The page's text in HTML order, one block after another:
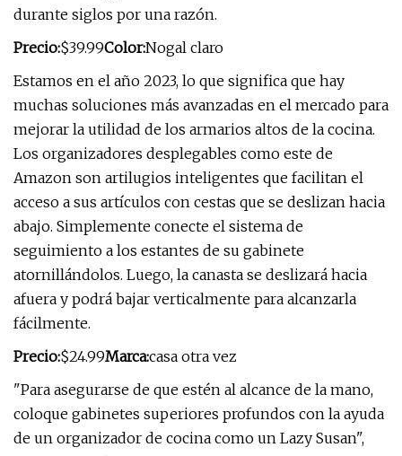
durante siglos por una razón.
Precio:$39.99Color:Nogal claro
Estamos en el año 2023, lo que significa que hay
muchas soluciones más avanzadas en el mercado para
mejorar la utilidad de los armarios altos de la cocina.
Los organizadores desplegables como este de
Amazon son artilugios inteligentes que facilitan el
acceso a sus artículos con cestas que se deslizan hacia
abajo. Simplemente conecte el sistema de
seguimiento a los estantes de su gabinete
atornillándolos. Luego, la canasta se deslizará hacia
afuera y podrá bajar verticalmente para alcanzarla
fácilmente.
Precio:$24.99Marca:casa otra vez
"Para asegurarse de que estén al alcance de la mano,
coloque gabinetes superiores profundos con la ayuda
de un organizador de cocina como un Lazy Susan",